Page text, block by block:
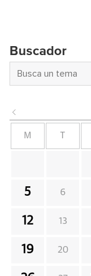
Buscador
M
5 6
12 13
19 20